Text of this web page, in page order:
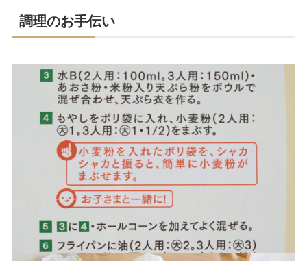
調理のお手伝い